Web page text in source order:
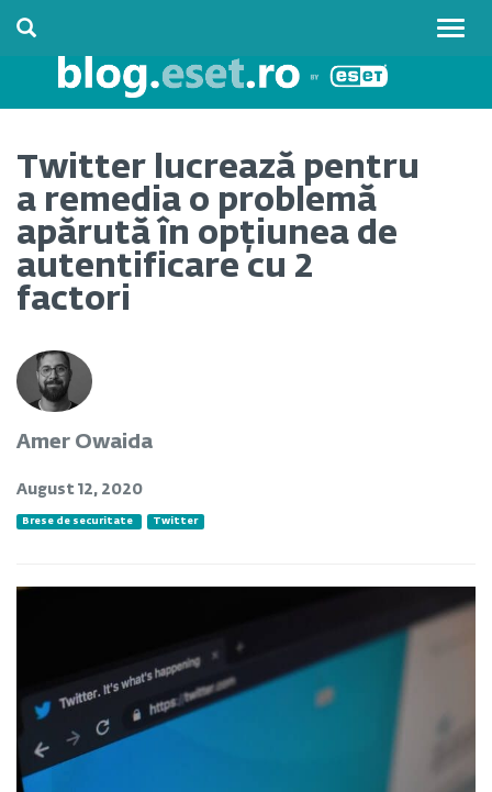
Twitter lucrează pentru
a remedia o problemă
apărută în opțiunea de
autentificare cu 2
factori
Amer Owaida
August 12, 2020
Brese de securitate Twitter